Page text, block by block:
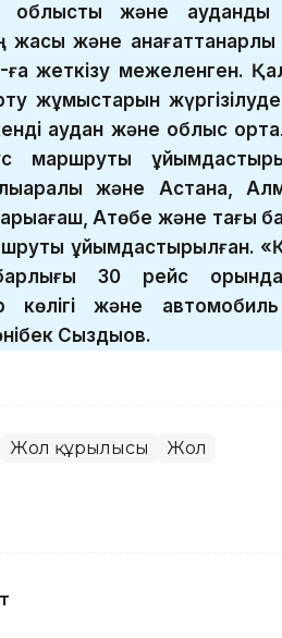
және
және қанағаттанарлық
ға жеткізу межеленген.
жұмыстарын
аудан және облыс
маршруты
және Астана,
Ақтөбе және тағы
ұйымдастырылған.
30 рейс
көлігі және
Сыздықов.
Жол құрылысы Жол